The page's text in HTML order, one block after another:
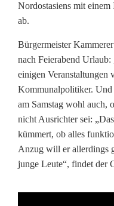
n
e
l
Nordostasiens mit
ab.
Bürgermeister
nach Feierabend
einigen Veranstaltungen
Kommunalpolitiker. Und
am Samstag wohl auch,
nicht Ausrichter sei:
kümmert, ob alles
Anzug will er allerdings
junge Leute“, findet der